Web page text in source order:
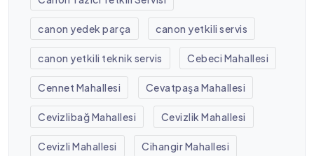
canon yedek parça canon yetkili servis
canon yetkili teknik servis Cebeci Mahallesi
Cennet Mahallesi Cevatpaşa Mahallesi
Cevizlibağ Mahallesi Cevizlik Mahallesi
Cevizli Mahallesi Cihangir Mahallesi